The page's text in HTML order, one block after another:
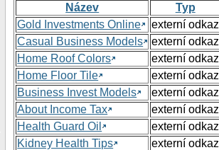
Název
Typ
Gold Investments Online
externí odkaz
Casual Business Models
externí odkaz
Home Roof Colors
externí odkaz
Home Floor Tile
externí odkaz
Business Invest Models
externí odkaz
About Income Tax
externí odkaz
Health Guard Oil
externí odkaz
Kidney Health Tips
externí odkaz